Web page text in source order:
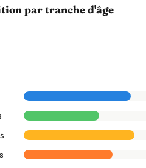
par tranche d'âge